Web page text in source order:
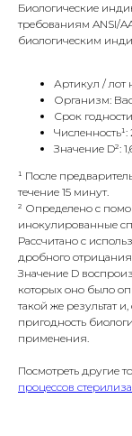
Биологические
требованиям ANSI/
биологическим
Артикул / лот
Организм:
Срок
Численность¹:
Значение D²:
¹ После
течение 15 минут.
² Определено с
инокулированные
Рассчитано с
дробного
Значение D
которых оно было
такой же результат
пригодность
применения.
Посмотреть другие
процессов